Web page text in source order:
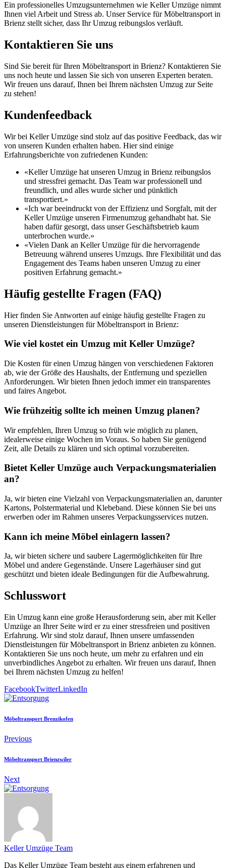
Ein professionelles Umzugsunternehmen wie Keller Umzüge nimmt
Ihnen viel Arbeit und Stress ab. Unser Service für Möbeltransport in
Brienz stellt sicher, dass Ihr Umzug reibungslos verläuft.
Kontaktieren Sie uns
Sind Sie bereit für Ihren Möbeltransport in Brienz? Kontaktieren Sie
uns noch heute und lassen Sie sich von unseren Experten beraten.
Wir freuen uns darauf, Ihnen bei Ihrem nächsten Umzug zur Seite
zu stehen!
Kundenfeedback
Wir bei Keller Umzüge sind stolz auf das positive Feedback, das wir
von unseren Kunden erhalten haben. Hier sind einige
Erfahrungsberichte von zufriedenen Kunden:
«Keller Umzüge hat unseren Umzug in Brienz reibungslos
und stressfrei gemacht. Das Team war professionell und
freundlich, und alles wurde sicher und pünktlich
transportiert.»
«Ich war beeindruckt von der Effizienz und Sorgfalt, mit der
Keller Umzüge unseren Firmenumzug gehandhabt hat. Sie
haben dafür gesorgt, dass unser Geschäftsbetrieb kaum
unterbrochen wurde.»
«Vielen Dank an Keller Umzüge für die hervorragende
Betreuung während unseres Umzugs. Ihre Flexibilität und das
Engagement des Teams haben unseren Umzug zu einer
positiven Erfahrung gemacht.»
Häufig gestellte Fragen (FAQ)
Hier finden Sie Antworten auf einige häufig gestellte Fragen zu
unseren Dienstleistungen für Möbeltransport in Brienz:
Wie viel kostet ein Umzug mit Keller Umzüge?
Die Kosten für einen Umzug hängen von verschiedenen Faktoren
ab, wie der Größe des Haushalts, der Entfernung und speziellen
Anforderungen. Wir bieten Ihnen jedoch immer ein transparentes
und faires Angebot.
Wie frühzeitig sollte ich meinen Umzug planen?
Wir empfehlen, Ihren Umzug so früh wie möglich zu planen,
idealerweise einige Wochen im Voraus. So haben Sie genügend
Zeit, alle Details zu klären und sich optimal vorzubereiten.
Bietet Keller Umzüge auch Verpackungsmaterialien
an?
Ja, wir bieten eine Vielzahl von Verpackungsmaterialien an, darunter
Kartons, Polstermaterial und Klebeband. Diese können Sie bei uns
erwerben oder im Rahmen unseres Verpackungsservices nutzen.
Kann ich meine Möbel einlagern lassen?
Ja, wir bieten sichere und saubere Lagermöglichkeiten für Ihre
Möbel und andere Gegenstände. Unsere Lagerhäuser sind gut
geschützt und bieten ideale Bedingungen für die Aufbewahrung.
Schlusswort
Ein Umzug kann eine große Herausforderung sein, aber mit Keller
Umzüge an Ihrer Seite wird er zu einer stressfreien und positiven
Erfahrung. Wir sind stolz darauf, Ihnen unsere umfassenden
Dienstleistungen für Möbeltransport in Brienz anbieten zu können.
Kontaktieren Sie uns noch heute, um mehr zu erfahren und ein
unverbindliches Angebot zu erhalten. Wir freuen uns darauf, Ihnen
bei Ihrem nächsten Umzug zu helfen!
FacebookTwitterLinkedIn
Möbeltransport Brenzikofen
Previous
Möbeltransport Brienzwiler
Next
Keller Umzüge Team
Das Keller Umzüge Team besteht aus einem erfahrenen und